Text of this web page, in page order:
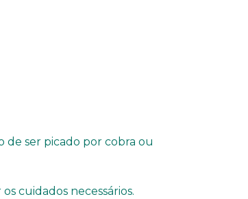
de ser picado por cobra ou
cuidados necessários.